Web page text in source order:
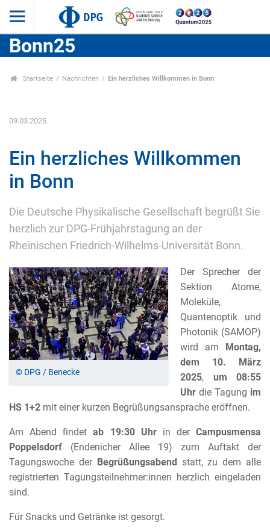
Bonn25
Startseite Nachrichten Ein herzliches Willkommen in Bonn
09.03.2025
Ein herzliches Willkommen
in Bonn
Die Deutsche Physikalische Gesellschaft begrüßt Sie
herzlich zur DPG-Frühjahrstagung an der
Rheinischen Friedrich-Wilhelms-Universität Bonn.
© DPG / Benecke
Der Sprecher der
Sektion Atome,
Moleküle,
Quantenoptik und
Photonik (SAMOP)
wird am
Montag,
dem 10. März
2025, um 08:55
Uhr die Tagung im
HS 1+2 mit einer kurzen Begrüßungsansprache eröffnen.
Am Abend findetab 19:30 Uhrin der Campusmensa
Poppelsdorf (Endenicher Allee 19) zum Auftakt der
Tagungswoche der Begrüßungsabend
statt, zu dem alle
registrierten Tagungsteilnehmer:innen herzlich eingeladen
sind.
Für Snacks und Getränke ist gesorgt.